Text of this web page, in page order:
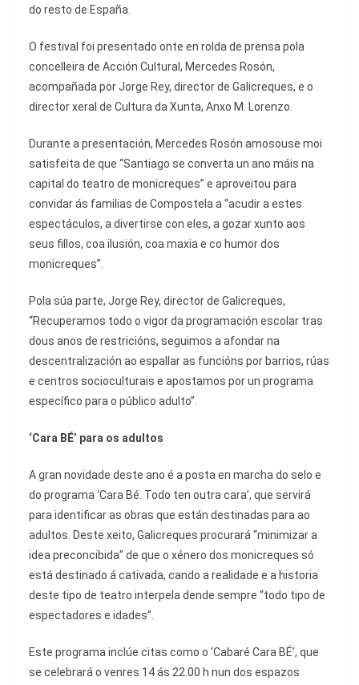
do resto de España.
O festival foi presentado onte en rolda de prensa pola
concelleira de Acción Cultural, Mercedes Rosón,
acompañada por Jorge Rey, director de Galicreques, e o
director xeral de Cultura da Xunta, Anxo M. Lorenzo.
Durante a presentación, Mercedes Rosón amosouse moi
satisfeita de que “Santiago se converta un ano máis na
capital do teatro de monicreques” e aproveitou para
convidar ás familias de Compostela a “acudir a estes
espectáculos, a divertirse con eles, a gozar xunto aos
seus fillos, coa ilusión, coa maxia e co humor dos
monicreques”.
Pola súa parte, Jorge Rey, director de Galicreques,
“Recuperamos todo o vigor da programación escolar tras
dous anos de restricións, seguimos a afondar na
descentralización ao espallar as funcións por barrios, rúas
e centros socioculturais e apostamos por un programa
específico para o público adulto”.
‘Cara BÉ’ para os adultos
A gran novidade deste ano é a posta en marcha do selo e
do programa ‘Cara Bé. Todo ten outra cara’, que servirá
para identificar as obras que están destinadas para ao
adultos. Deste xeito, Galicreques procurará “minimizar a
idea preconcibida” de que o xénero dos monicreques só
está destinado á cativada, cando a realidade e a historia
deste tipo de teatro interpela dende sempre “todo tipo de
espectadores e idades”.
Este programa inclúe citas como o ‘Cabaré Cara BÉ’, que
se celebrará o venres 14 ás 22.00 h nun dos espazos